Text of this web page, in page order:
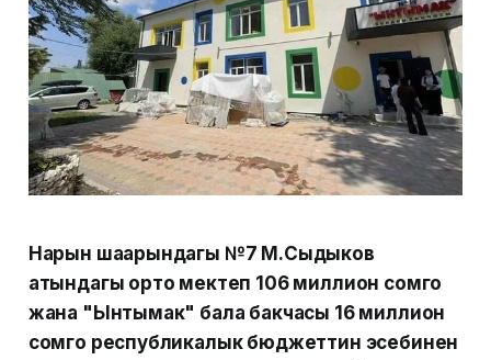
Нарын шаарындагы №7 М.Сыдыков
атындагы орто мектеп 106 миллион сомго
жана "Ынтымак" бала бакчасы 16 миллион
сомго республикалык бюджеттин эсебинен